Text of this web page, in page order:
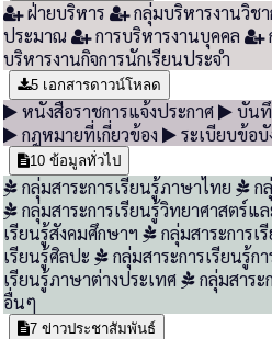
ฝ่ายบริหาร กลุ่มบริหารงานวิชา
ประมาณ
การบริหารงานบุคคล
บริหารงานกิจการนักเรียนประจำ
5 เอกสารดาวน์โหลด
หนังสือราชการแจ้งประกาศ บันทึ
กฎหมายที่เกี่ยวข้อง
ระเบียบข้อบั
10 ข้อมูลทั่วไป
กลุ่มสาระการเรียนรู้ภาษาไทย
ก
กลุ่มสาระการเรียนรู้วิทยาศาสตร์แ
เรียนรู้สังคมศึกษาฯ
กลุ่มสาระการเ
เรียนรู้ศิลปะ
กลุ่มสาระการเรียนรู้ก
เรียนรู้ภาษาต่างประเทศ
กลุ่มสาระ
อื่นๆ
7 ข่าวประชาสัมพันธ์